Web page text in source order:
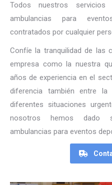
Todos nuestros
ambulancias para
contratados por cualquier
Confíe la tranquilidad de las
empresa como la nuestra
años de experiencia en el
diferencia también entre
diferentes situaciones
nosotros hemos dado
ambulancias para eventos